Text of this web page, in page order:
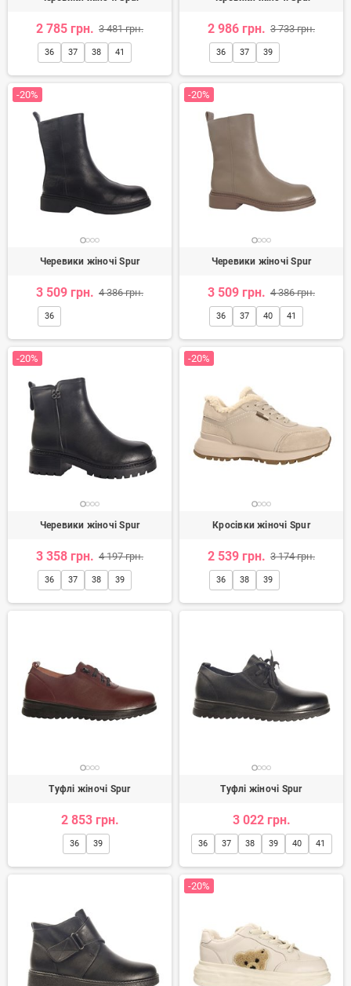
2 785 грн. 3 481 грн.
36 37 38 41
2 986 грн. 3 733 грн.
36 37 39
-20%
Черевики жіночі Spur
3 509 грн. 4 386 грн.
36
-20%
Черевики жіночі Spur
3 509 грн. 4 386 грн.
36 37 40 41
-20%
Черевики жіночі Spur
3 358 грн. 4 197 грн.
36 37 38 39
-20%
Кросівки жіночі Spur
2 539 грн. 3 174 грн.
36 38 39
Туфлі жіночі Spur
2 853 грн.
36 39
Туфлі жіночі Spur
3 022 грн.
36 37 38 39 40 41
-20%